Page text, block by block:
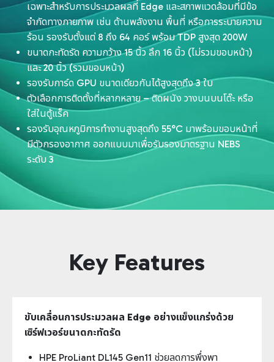
เฉพาะสำหรับการประมวลผลที่ Edge และสภาพแวดล้อมที่มีข้อ
จำกัดทางกายภาพ เช่น ด้านพลังงาน พื้นที่ หรือการระบายความ
ร้อน รองรับตั้งแต่ 8 ถึง 64 คอร์ พร้อม TDP สูงสุด 200W
ขนาดกะทัดรัด ความกว้าง 15 นิ้ว ลึก 16 นิ้ว (ไม่รวมขอบหน้า)
และ 20 นิ้ว (รวมขอบหน้า)
รองรับการ์ด GPU ขนาดเดียวกันได้สูงสุดถึง 3 ใบ
ตัวเลือกการติดตั้งที่หลากหลาย – ติดผนัง วางบนบนโต๊ะ หรือ
ใส่ในตู้แร็ค
รองรับอุณหภูมิการทำงานสูงสุดถึง 55°C มาพร้อมขอบหน้าที่
มีตัวกรองอากาศ ออกแบบมาเพื่อรับรองมาตรฐาน NEBS
ระดับ 3
Key Features
ขับเคลื่อนการประมวลผล Edge อย่างแข็งแกร่งด้วย
เซิร์ฟเวอร์ขนาดกะทัดรัด
HPE ProLiant DL145 Gen11 ช่วยลดการพึ่งพา